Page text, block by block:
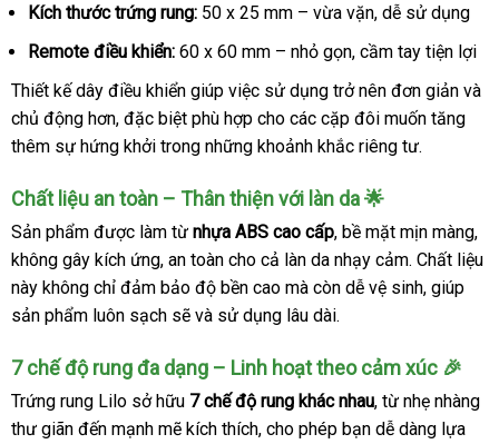
Kích thước trứng rung: 50 x 25 mm – vừa vặn, dễ sử dụng
Remote điều khiển: 60 x 60 mm – nhỏ gọn, cầm tay tiện lợi
Thiết kế dây điều khiển giúp việc sử dụng trở nên đơn giản và
chủ động hơn, đặc biệt phù hợp cho các cặp đôi muốn tăng
thêm sự hứng khởi trong những khoảnh khắc riêng tư.
Chất liệu an toàn – Thân thiện với làn da 🌟
Sản phẩm được làm từ nhựa ABS cao cấp, bề mặt mịn màng,
không gây kích ứng, an toàn cho cả làn da nhạy cảm. Chất liệu
này không chỉ đảm bảo độ bền cao mà còn dễ vệ sinh, giúp
sản phẩm luôn sạch sẽ và sử dụng lâu dài.
7 chế độ rung đa dạng – Linh hoạt theo cảm xúc 🎉
Trứng rung Lilo sở hữu 7 chế độ rung khác nhau, từ nhẹ nhàng
thư giãn đến mạnh mẽ kích thích, cho phép bạn dễ dàng lựa